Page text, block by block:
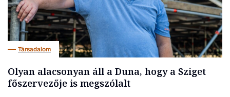
Társadalom
Olyan alacsonyan áll a Duna, hogy a Sziget
főszervezője is megszólalt